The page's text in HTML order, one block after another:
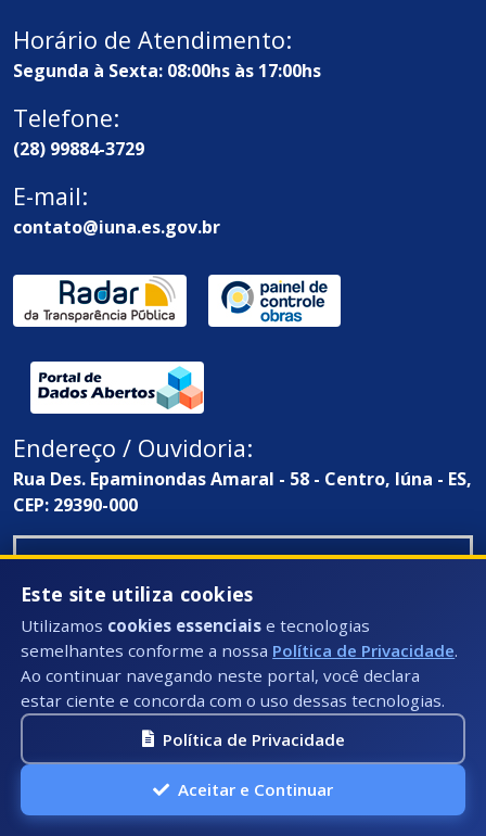
Horário de Atendimento:
Segunda à Sexta: 08:00hs às 17:00hs
Telefone:
(28) 99884-3729
E-mail:
contato@iuna.es.gov.br
Endereço / Ouvidoria:
Rua Des. Epaminondas Amaral - 58 - Centro, Iúna - ES,
CEP: 29390-000
Este site utiliza cookies
Utilizamos cookies essenciais e tecnologias
semelhantes conforme a nossa Política de Privacidade.
Ao continuar navegando neste portal, você declara
estar ciente e concorda com o uso dessas tecnologias.
Política de Privacidade
Aceitar e Continuar